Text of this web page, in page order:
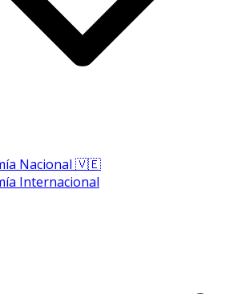
Nacional 🇻🇪
Internacional